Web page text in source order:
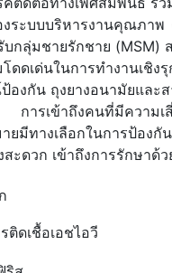
งระบบบริหารงานคุณภา
กลุ่มชายรักชาย (MSM)
ดดเด่นในการทำงานเชิง
องกัน ถุงยางอนามัยและ
การเข้าถึงคนที่มีความ
ยมีทางเลือกในการป้อง
ะดวก เข้าถึงการรักษาด้
ติดเชื้อเอชไอวี